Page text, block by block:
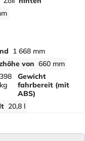
1 668 mm
von 660 mm
398
kg
Gewicht
fahrbereit (mit
ABS)
20,8 l